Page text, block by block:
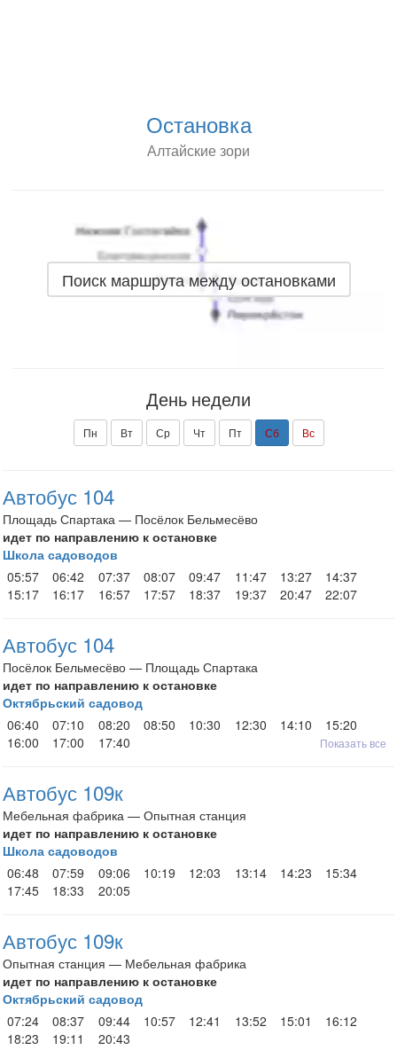
Остановка
Алтайские зори
Поиск маршрута между остановками
День недели
Пн Вт Ср Чт Пт Сб Вс
Автобус 104
Площадь Спартака — Посёлок Бельмесёво
идет по направлению к остановке
Школа садоводов
05:57
06:42 07:37 08:07 09:47 11:47 13:27
14:37
15:17
16:17 16:57 17:57 18:37 19:37 20:47 22:07
Автобус 104
Посёлок Бельмесёво — Площадь Спартака
идет по направлению к остановке
Октябрьский садовод
06:40
07:10 08:20 08:50 10:30 12:30 14:10
15:20
16:00
17:00 17:40 Показать все
Автобус 109к
Мебельная фабрика — Опытная станция
идет по направлению к остановке
Школа садоводов
06:48
07:59 09:06 10:19 12:03 13:14 14:23
15:34
17:45
18:33 20:05
Автобус 109к
Опытная станция — Мебельная фабрика
идет по направлению к остановке
Октябрьский садовод
07:24
08:37 09:44 10:57 12:41 13:52 15:01
16:12
18:23
19:11 20:43